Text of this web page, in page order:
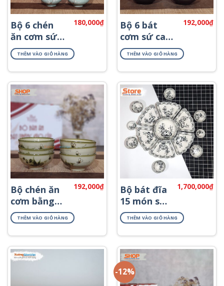
Bộ 6 chén
ăn cơm sứ
Bát Tràng
đẹp BC-03
180,000₫
THÊM VÀO GIỎ HÀNG
Bộ 6 bát
cơm sứ cao
cấp Bát
Tràng BC-08
192,000₫
THÊM VÀO GIỎ HÀNG
Bộ chén ăn
cơm bằng
sứ Bát
Tràng BC-06
192,000₫
THÊM VÀO GIỎ HÀNG
Bộ bát đĩa
15 món sứ
Bát Tràng
cao cấp
1,700,000₫
THÊM VÀO GIỎ HÀNG
-12%